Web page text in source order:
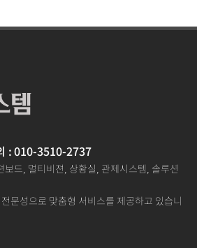
: 010-3510-2737
보드, 멀티비젼, 상황실, 관제시스템, 솔루션
문성으로 맞춤형 서비스를 제공하고 있습니